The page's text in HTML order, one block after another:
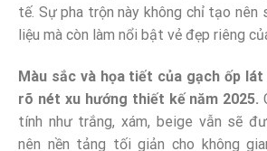
tế. Sự pha trộn này không chỉ tạo nên
liệu mà còn làm nổi bật vẻ đẹp riêng
Màu sắc và họa tiết của gạch ốp lát
rõ nét xu hướng thiết kế năm 2025.
tính như trắng, xám, beige vẫn sẽ
nên nền tảng tối giản cho không